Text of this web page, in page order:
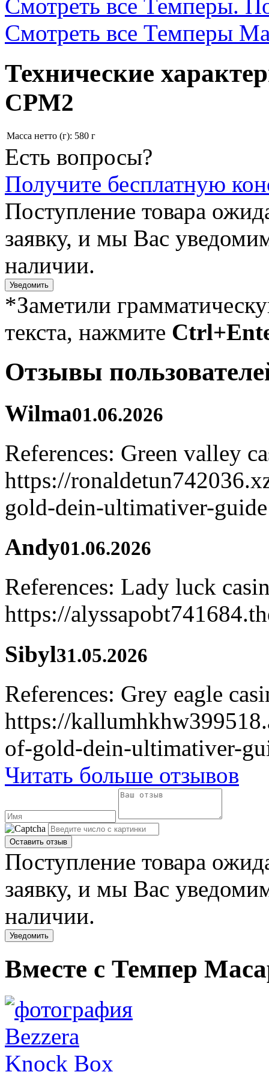
Смотреть все Темперы.
Смотреть все Темперы
Технические
СPM2
Масса нетто (г): 580 г
Есть вопросы?
Получите бесплатную
Поступление товара
заявку, и мы Вас
наличии.
Уведомить
*Заметили
текста, нажмите
Отзывы
Wilma01.06.2026
References: Green valley
https://
gold-dein-ultimativer-guide
Andy01.06.2026
References: Lady luck
https://
Sibyl31.05.2026
References: Grey eagle
https://
of-gold-dein-ultimativer-
Читать больше отзывов
Поступление товара
заявку, и мы Вас
наличии.
Уведомить
Вместе с Темпер